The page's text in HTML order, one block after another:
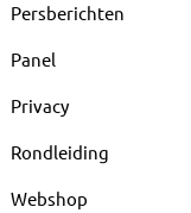
Persberichten
Panel
Privacy
Rondleiding
Webshop